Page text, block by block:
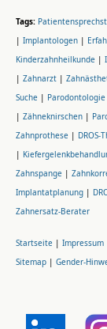
Tags:
| Implantologen |
Kinderzahnheilkunde |
| Zahnarzt |
Suche | Parodontologie
| Zähneknirschen |
Zahnprothese | DROS-
|
Zahnspange |
Implantatplanung |
Zahnersatz-Berater
Startseite | Impressum
Sitemap | Gender-